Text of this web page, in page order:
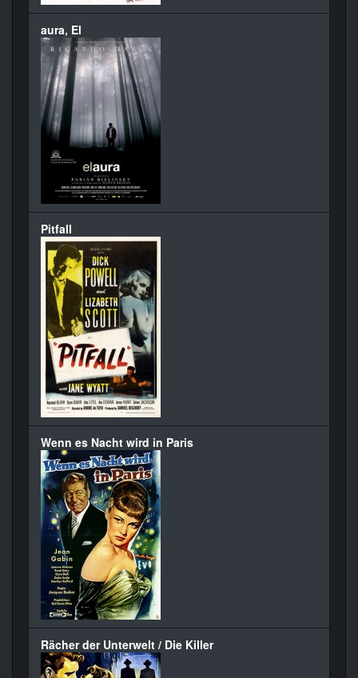
aura, El
Pitfall
Wenn es Nacht wird in Paris
Rächer der Unterwelt / Die Killer